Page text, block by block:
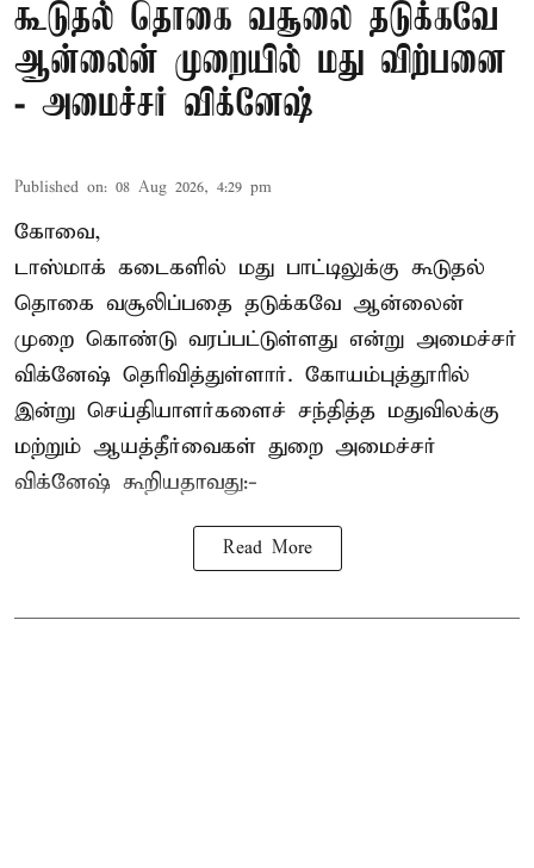
கூடுதல் தொகை வசூலை தடுக்கவே
ஆன்லைன் முறையில் மது விற்பனை
- அமைச்சர் விக்னேஷ்
Published on: 08 Aug 2026, 4:29 pm
கோவை,
டாஸ்மாக் கடைகளில் மது பாட்டிலுக்கு கூடுதல்
தொகை வசூலிப்பதை தடுக்கவே ஆன்லைன்
முறை கொண்டு வரப்பட்டுள்ளது என்று அமைச்சர்
விக்னேஷ் தெரிவித்துள்ளார். கோயம்புத்தூரில்
இன்று செய்தியாளர்களைச் சந்தித்த மதுவிலக்கு
மற்றும் ஆயத்தீர்வைகள் துறை அமைச்சர்
விக்னேஷ் கூறியதாவது:-
Read More